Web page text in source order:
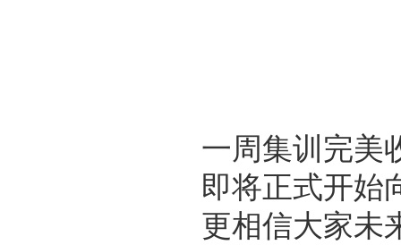
一周集训完美
即将正式开始
更相信大家未